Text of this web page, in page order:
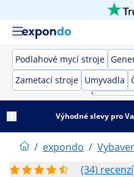
Podlahové mycí stroje
Zametací stroje Umyvadla
Výhodné slevy pro
/ expondo /
(34) recenzí